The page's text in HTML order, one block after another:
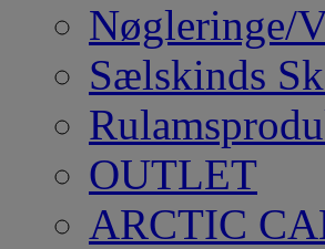
Nøgleringe/
Sælskinds
OUTLET
ARCTIC